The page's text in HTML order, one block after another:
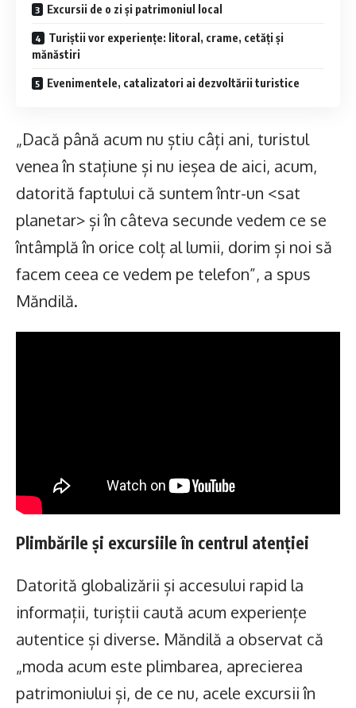
Excursii de o zi și patrimoniul local
Turiștii vor experiențe: litoral, crame, cetăți și
mănăstiri
Evenimentele, catalizatori ai dezvoltării turistice
„Dacă până acum nu știu câți ani, turistul
venea în stațiune și nu ieșea de aici, acum,
datorită faptului că suntem într-un <sat
planetar> și în câteva secunde vedem ce se
întâmplă în orice colț al lumii, dorim și noi să
facem ceea ce vedem pe telefon”, a spus
Măndilă.
Plimbările și excursiile în centrul atenției
Datorită globalizării și accesului rapid la
informații, turiștii caută acum experiențe
autentice și diverse. Măndilă a observat că
„moda acum este plimbarea, aprecierea
patrimoniului și, de ce nu, acele excursii în